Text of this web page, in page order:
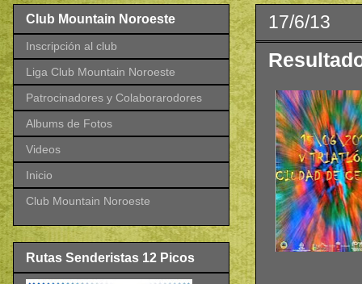
17/6/13
Club Mountain Noroeste
Inscripción al club
Liga Club Mountain Noroeste
Patrocinadores y Colaborarodores
Albums de Fotos
Videos
Inicio
Club Mountain Noroeste
Rutas Senderistas 12 Picos